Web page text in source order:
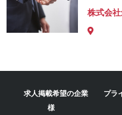
株式会
求人掲載希望の企業
様
プラ